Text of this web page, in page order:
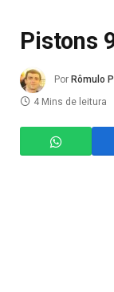
Pistons
Por Rômulo
4 Mins de leitura